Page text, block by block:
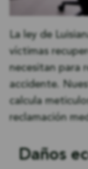
La ley de
víctimas
necesitan para
accidente.
calcula
reclamación
Daños